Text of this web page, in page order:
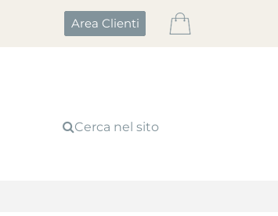
Area Clienti
Cerca nel sito